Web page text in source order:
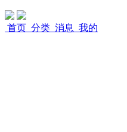
首页 分类 消息 我的